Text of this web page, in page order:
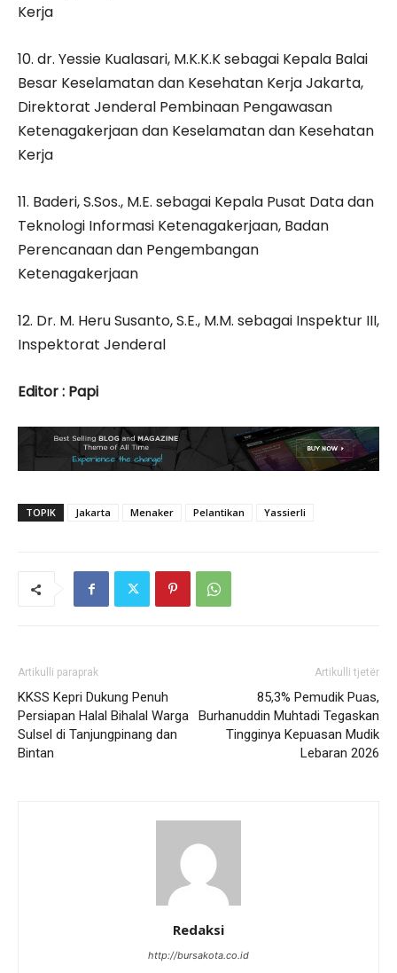
Kerja
10. dr. Yessie Kualasari, M.K.K.K sebagai Kepala Balai
Besar Keselamatan dan Kesehatan Kerja Jakarta,
Direktorat Jenderal Pembinaan Pengawasan
Ketenagakerjaan dan Keselamatan dan Kesehatan
Kerja
11. Baderi, S.Sos., M.E. sebagai Kepala Pusat Data dan
Teknologi Informasi Ketenagakerjaan, Badan
Perencanaan dan Pengembangan
Ketenagakerjaan
12. Dr. M. Heru Susanto, S.E., M.M. sebagai Inspektur III,
Inspektorat Jenderal
Editor : Papi
TOPIK Jakarta Menaker Pelantikan Yassierli
Artikulli paraprak
KKSS Kepri Dukung Penuh
Persiapan Halal Bihalal Warga
Sulsel di Tanjungpinang dan
Bintan
Artikulli tjetër
85,3% Pemudik Puas,
Burhanuddin Muhtadi Tegaskan
Tingginya Kepuasan Mudik
Lebaran 2026
Redaksi
http://bursakota.co.id